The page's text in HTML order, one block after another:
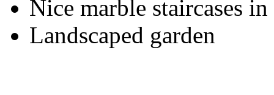
Nice marble staircases
Landscaped garden